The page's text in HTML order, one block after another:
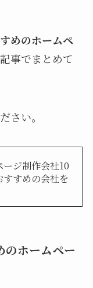
めのホームペ
事でまとめて
さい。
ジ制作会社10
すめの会社を
のホームペー